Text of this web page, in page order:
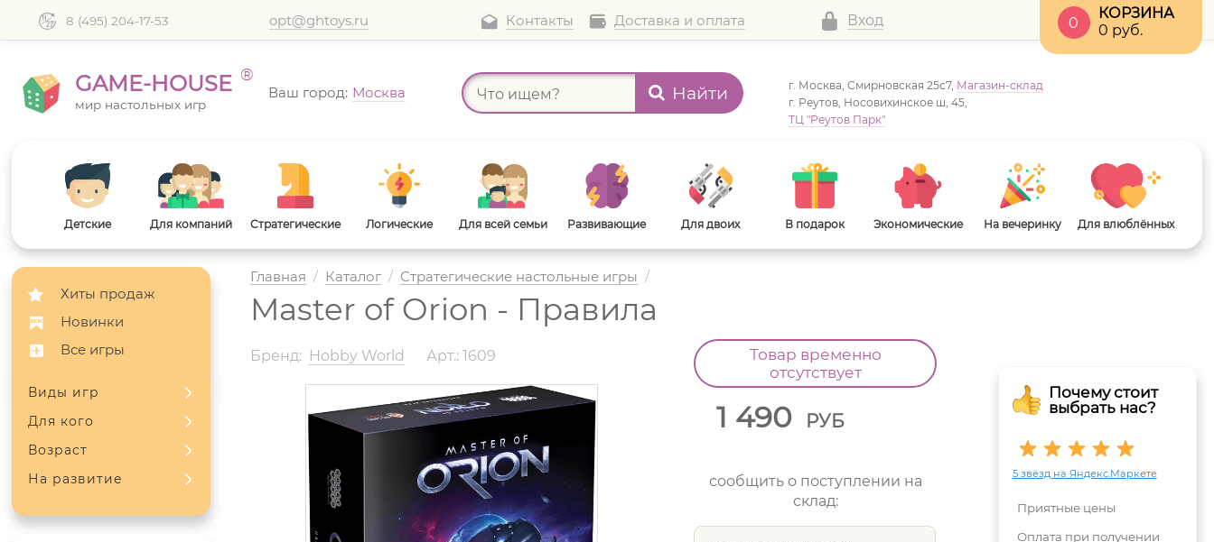
8 (495) 204-17-53 opt@ghtoys.ru Контакты Доставка и оплата Вход
КОРЗИНА
0 руб.
0
GAME-HOUSE ®
мир настольных игр
Ваш город: Москва Найти г. Москва, Смирновская 25с7, Магазин-склад
г. Реутов, Носовихинское ш, 45,
ТЦ "Реутов Парк"
Детские Для компаний Стратегические Логические Для всей семьи Развивающие Для двоих В подарок Экономические На вечеринку Для влюблённых
В дорогу
Хиты продаж
Новинки
Все игры
Виды игр
Для кого
Возраст
На развитие
Главная / Каталог / Стратегические настольные игры /
Master of Orion - Правила
Почему стоит
выбрать нас?
5 звёзд на Яндекс.Маркете
Приятные цены
Оплата при получении
Бренд: Hobby World Арт.: 1609
Товар временно
отсутствует
1 490 РУБ
сообщить о поступлении на
склад: